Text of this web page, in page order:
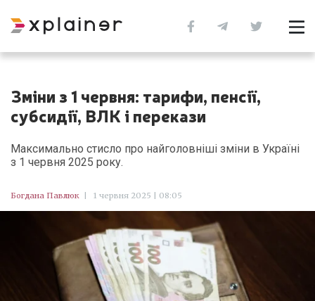
Зміни з 1 червня: тарифи, пенсії,
субсидії, ВЛК і перекази
Максимально стисло про найголовніші зміни в Україні
з 1 червня 2025 року.
Богдана Павлюк 1 червня 2025 | 08:05